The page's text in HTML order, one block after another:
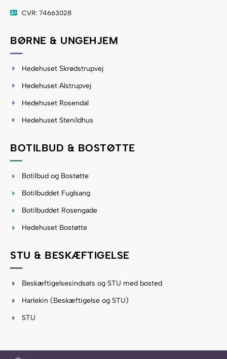
CVR: 74663028
BØRNE & UNGEHJEM
Hedehuset Skrødstrupvej
Hedehuset Alstrupvej
Hedehuset Rosendal
Hedehuset Stenildhus
BOTILBUD & BOSTØTTE
Botilbud og Bostøtte
Botilbuddet Fuglsang
Botilbuddet Rosengade
Hedehuset Bostøtte
STU & BESKÆFTIGELSE
​Beskæftigelsesindsats og STU med bosted
Harlekin (Beskæftigelse og STU)
STU